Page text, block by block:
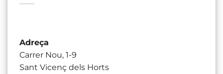
Adreça
Carrer Nou, 1-9
Sant Vicenç dels Horts